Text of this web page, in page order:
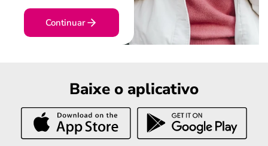
Continuar
Baixe o aplicativo